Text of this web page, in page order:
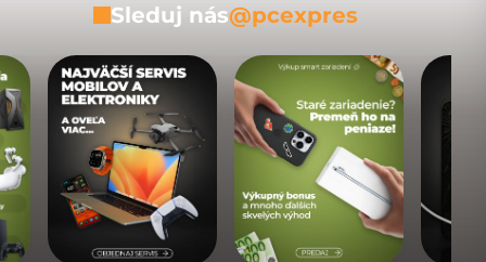
Sleduj nás@pcexpres